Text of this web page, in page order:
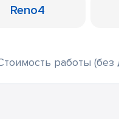
Reno4
работы (без